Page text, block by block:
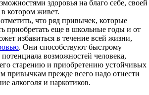
здоровья на благо себе, своей
в котором живет.
что ряд привычек, которые
приобретать еще в школьные годы и от
избавиться в течение всей жизни,
. Они способствуют быстрому
возможностей человека,
старению и приобретению устойчивых
привычкам прежде всего надо отнести
алкоголя и наркотиков.